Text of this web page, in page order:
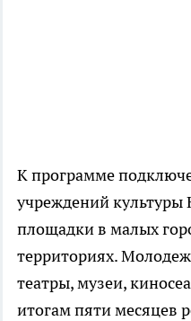
К программе
учреждений культуры
площадки в малых
территориях.
театры, музеи,
итогам пяти месяцев